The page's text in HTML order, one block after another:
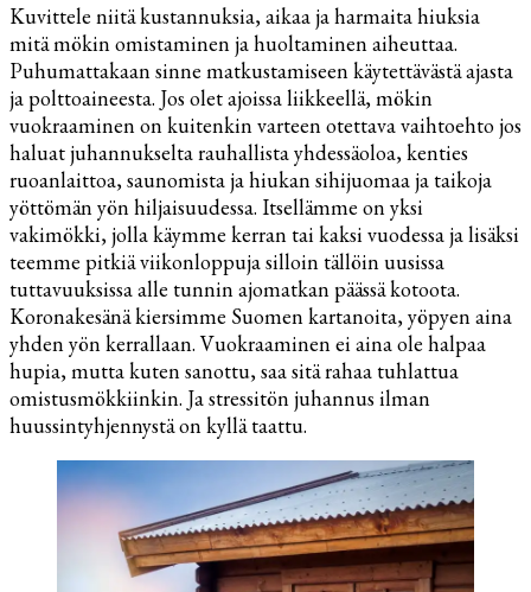
Kuvittele niitä kustannuksia, aikaa ja harmaita hiuksia
mitä mökin omistaminen ja huoltaminen aiheuttaa.
Puhumattakaan sinne matkustamiseen käytettävästä ajasta
ja polttoaineesta. Jos olet ajoissa liikkeellä, mökin
vuokraaminen on kuitenkin varteen otettava vaihtoehto jos
haluat juhannukselta rauhallista yhdessäoloa, kenties
ruoanlaittoa, saunomista ja hiukan sihijuomaa ja taikoja
yöttömän yön hiljaisuudessa. Itsellämme on yksi
vakimökki, jolla käymme kerran tai kaksi vuodessa ja lisäksi
teemme pitkiä viikonloppuja silloin tällöin uusissa
tuttavuuksissa alle tunnin ajomatkan päässä kotoota.
Koronakesänä kiersimme Suomen kartanoita, yöpyen aina
yhden yön kerrallaan. Vuokraaminen ei aina ole halpaa
hupia, mutta kuten sanottu, saa sitä rahaa tuhlattua
omistusmökkiinkin. Ja stressitön juhannus ilman
huussintyhjennystä on kyllä taattu.